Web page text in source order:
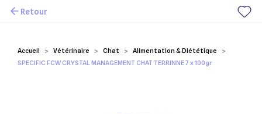
Mes favoris
Accueil Vétérinaire Chat
Alimentation & Diététique
SPECIFIC FCW CRYSTAL MANAGEMENT CHAT TERRINNE 7 x 100gr
Retour